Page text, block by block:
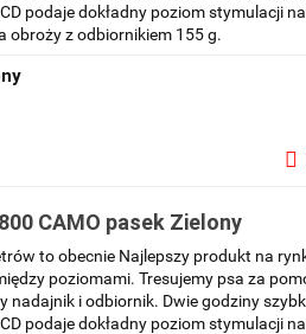
podaje dokładny poziom stymulacji
obroży z odbiornikiem 155 g.
CAMO pasek Zielony
to obecnie Najlepszy produkt na
poziomami. Tresujemy psa za
i odbiornik. Dwie godziny
podaje dokładny poziom stymulacji